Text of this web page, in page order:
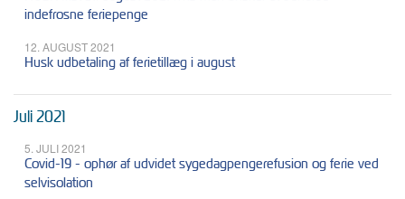
indefrosne feriepenge
12. AUGUST 2021
Husk udbetaling af ferietillæg i august
Juli 2021
5. JULI 2021
Covid-19 - ophør af udvidet sygedagpengerefusion og ferie ved
selvisolation